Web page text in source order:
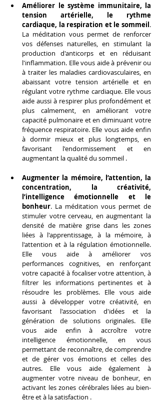
Améliorer le système immunitaire, la
tension artérielle, le rythme
cardiaque, la respiration et le sommeil.
La méditation vous permet de renforcer
vos défenses naturelles, en stimulant la
production d'anticorps et en réduisant
l'inflammation. Elle vous aide à prévenir ou
à traiter les maladies cardiovasculaires, en
abaissant votre tension artérielle et en
régulant votre rythme cardiaque. Elle vous
aide aussi à respirer plus profondément et
plus calmement, en améliorant votre
capacité pulmonaire et en diminuant votre
fréquence respiratoire. Elle vous aide enfin
à dormir mieux et plus longtemps, en
favorisant l'endormissement et en
augmentant la qualité du sommeil .
Augmenter la mémoire, l’attention, la
concentration, la créativité,
l’intelligence émotionnelle et le
bonheur. La méditation vous permet de
stimuler votre cerveau, en augmentant la
densité de matière grise dans les zones
liées à l'apprentissage, à la mémoire, à
l'attention et à la régulation émotionnelle.
Elle vous aide à améliorer vos
performances cognitives, en renforçant
votre capacité à focaliser votre attention, à
filtrer les informations pertinentes et à
résoudre les problèmes. Elle vous aide
aussi à développer votre créativité, en
favorisant l'association d'idées et la
génération de solutions originales. Elle
vous aide enfin à accroître votre
intelligence émotionnelle, en vous
permettant de reconnaître, de comprendre
et de gérer vos émotions et celles des
autres. Elle vous aide également à
augmenter votre niveau de bonheur, en
activant les zones cérébrales liées au bien-
être et à la satisfaction .